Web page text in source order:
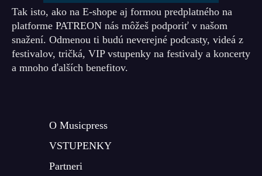
Tak isto, ako na E-shope aj formou predplatného na
platforme PATREON nás môžeš podporiť v našom
snažení. Odmenou ti budú neverejné podcasty, videá z
festivalov, tričká, VIP vstupenky na festivaly a koncerty
a mnoho ďalších benefitov.
O Musicpress
VSTUPENKY
Partneri